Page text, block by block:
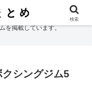
グ・キックボクシング・ボ
を掲載しています。
シングジム5
検索